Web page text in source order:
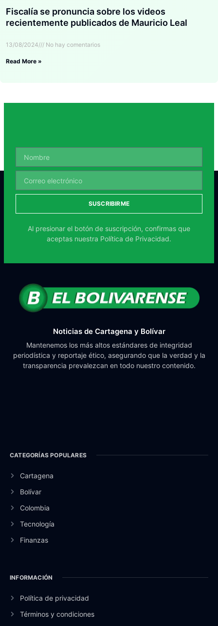
Fiscalía se pronuncia sobre los videos
recientemente publicados de Mauricio Leal
13/08/2024 No hay comentarios
Read More »
SUSCRIBIRME
Al presionar el botón de suscripción, confirmas que
aceptas nuestra Política de Privacidad.
Noticias de Cartagena y Bolívar
Mantenemos los más altos estándares de integridad
periodística y reportaje ético, asegurando que la verdad y la
transparencia prevalezcan en todo nuestro contenido.
CATEGORÍAS POPULARES
Cartagena
Bolívar
Colombia
Tecnología
Finanzas
INFORMACIÓN
Política de privacidad
Términos y condiciones